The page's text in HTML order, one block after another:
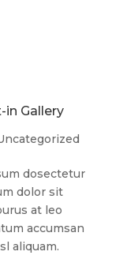
Gallery
dosectetur
dolor sit
at leo
accumsan
aliquam.